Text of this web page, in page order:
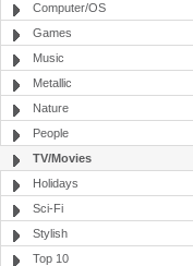
Computer/OS
Games
Music
Metallic
Nature
People
TV/Movies
Holidays
Sci-Fi
Stylish
Top 10